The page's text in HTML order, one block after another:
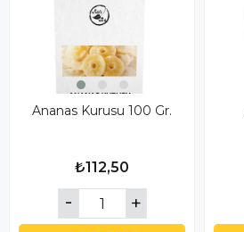
Ananas Kurusu 100 Gr.
₺112,50